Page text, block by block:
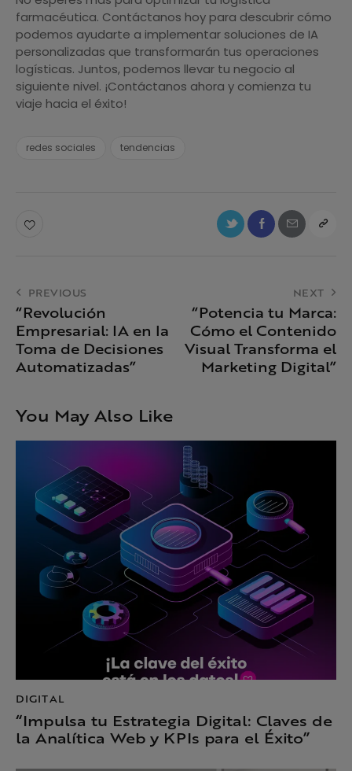
farmacéutica. Contáctanos hoy para descubrir cómo
podemos ayudarte a implementar soluciones de IA
personalizadas que transformarán tus operaciones
logísticas. Juntos, podemos llevar tu negocio al
siguiente nivel. ¡Contáctanos ahora y comienza tu
viaje hacia el éxito!
redes sociales tendencias
PREVIOUS
“Revolución
Empresarial: IA en la
Toma de Decisiones
Automatizadas”
NEXT
“Potencia tu Marca:
Cómo el Contenido
Visual Transforma el
Marketing Digital”
You May Also Like
DIGITAL
“Impulsa tu Estrategia Digital: Claves de
la Analítica Web y KPIs para el Éxito”